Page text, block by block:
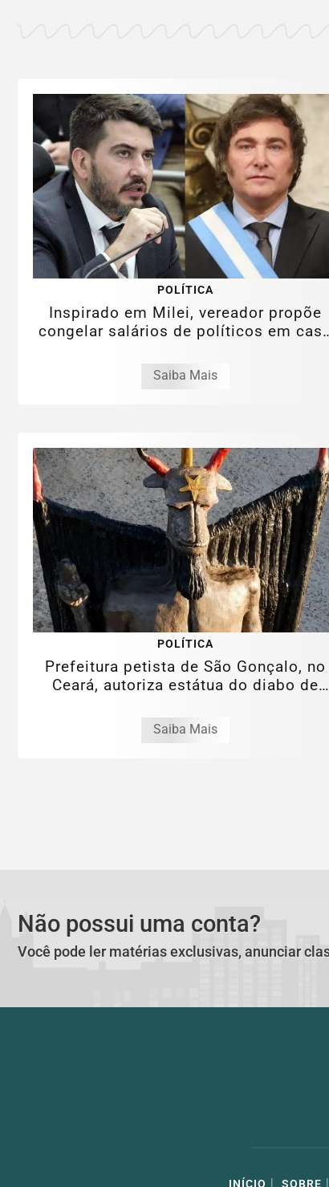
POLÍTICA
Inspirado em Milei, vereador propõe
congelar salários de políticos em
Saiba Mais
POLÍTICA
Prefeitura petista de São Gonçalo, no
Ceará, autoriza estátua do diabo de
Saiba Mais
Não possui uma conta?
Você pode ler matérias exclusivas, anunciar
INÍCIO | SOBRE |